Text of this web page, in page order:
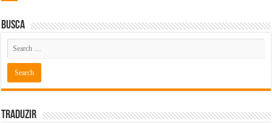
Busca
Traduzir